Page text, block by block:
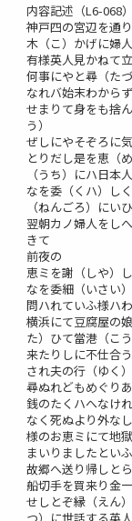
内容記述（L6-068
神戸四の宮辺を通
木（こ）かげに婦
有様英人見かねて
何事にやと尋（た
なれバ始末わから
せまりて身をも捨
う）
ぜしにやそぞろに
とりだし是を恵（
（うち）にハ日本
なを委（くハ）し
（ねんごろ）にい
翌朝カノ婦人をし
きて
前夜の
恵ミを謝（しや）し
なを委細（いさい
問ハれていふ様ハ
横浜にて豆腐屋の
た）ひて當港（こ
来たりしに不仕合
され夫の行（ゆく
尋ぬれどもめぐり
銭のたくハへなけ
なく死ぬより外な
様のお恵ミにて地
まいりましたとい
故郷へ送り帰しと
船切手を買来り金
せしとぞ縁（えん
つ）に世話する英